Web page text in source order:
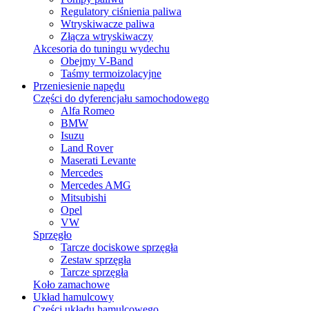
Regulatory ciśnienia paliwa
Wtryskiwacze paliwa
Złącza wtryskiwaczy
Akcesoria do tuningu wydechu
Obejmy V-Band
Taśmy termoizolacyjne
Przeniesienie napędu
Części do dyferencjału samochodowego
Alfa Romeo
BMW
Isuzu
Land Rover
Maserati Levante
Mercedes
Mercedes AMG
Mitsubishi
Opel
VW
Sprzęgło
Tarcze dociskowe sprzęgła
Zestaw sprzęgła
Tarcze sprzęgła
Koło zamachowe
Układ hamulcowy